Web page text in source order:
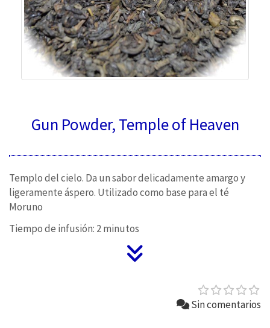
Gun Powder, Temple of Heaven
Templo del cielo. Da un sabor delicadamente amargo y
ligeramente áspero. Utilizado como base para el té
Moruno
Tiempo de infusión: 2 minutos
Sin comentarios